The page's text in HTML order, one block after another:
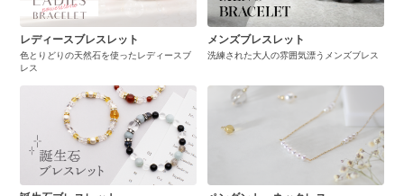
レディースブレスレット
色とりどりの天然石を使ったレディースブ
レス
メンズブレスレット
洗練された大人の雰囲気漂うメンズブレス